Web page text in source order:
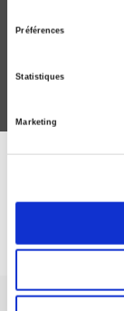
Préférences
Statistiques
Marketing
Bruno Latour